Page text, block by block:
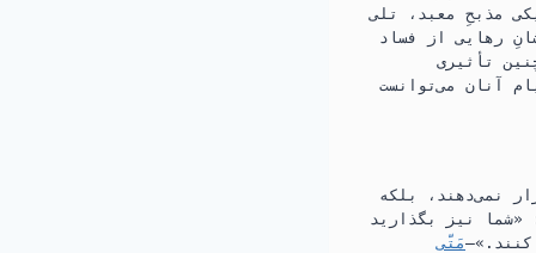
مذبحِ معبد،‏ تلی
رهایی از فساد
تأثیری
آنان می‌توانست
نمی‌دهند،‏ بلکه
نیز بگذارید
مَتّی